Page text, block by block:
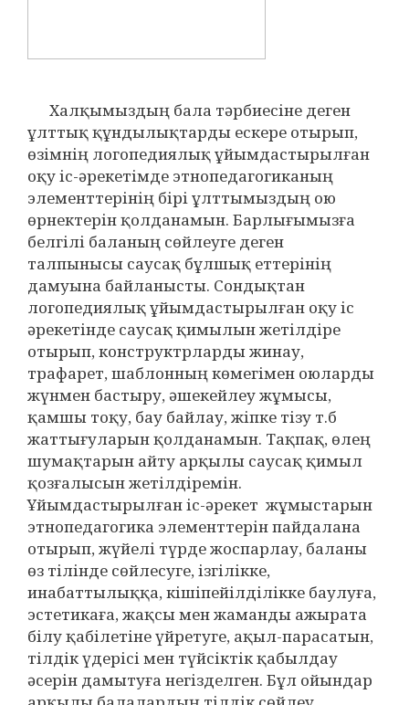
Халқымыздың бала тәрбиесіне деген
ұлттық құндылықтарды ескере отырып,
өзімнің логопедиялық ұйымдастырылған
оқу іс-әрекетімде этнопедагогиканың
элементтерінің бірі ұлттымыздың ою
өрнектерін қолданамын. Барлығымызға
белгілі баланың сөйлеуге деген
талпынысы саусақ бұлшық еттерінің
дамуына байланысты. Сондықтан
логопедиялық ұйымдастырылған оқу іс
әрекетінде саусақ қимылын жетілдіре
отырып, конструктрларды жинау,
трафарет, шаблонның көмегімен оюларды
жүнмен бастыру, әшекейлеу жұмысы,
қамшы тоқу, бау байлау, жіпке тізу т.б
жаттығуларын қолданамын. Тақпақ, өлең
шумақтарын айту арқылы саусақ қимыл
қозғалысын жетілдіремін.
Ұйымдастырылған іс-әрекет жұмыстарын
этнопедагогика элементтерін пайдалана
отырып, жүйелі түрде жоспарлау, баланы
өз тілінде сөйлесуге, ізгілікке,
инабаттылыққа, кішіпейілділікке баулуға,
эстетикаға, жақсы мен жаманды ажырата
білу қабілетіне үйретуге, ақыл-парасатын,
тілдік үдерісі мен түйсіктік қабылдау
әсерін дамытуға негізделген. Бұл ойындар